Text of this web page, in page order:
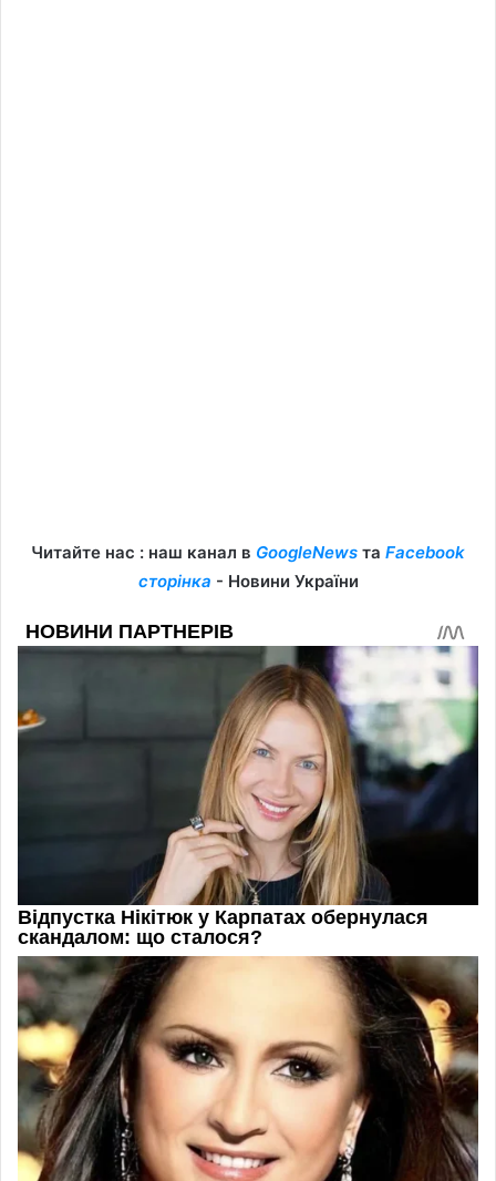
Читайте нас : наш канал в GoogleNews та Facebook
сторінка - Новини України